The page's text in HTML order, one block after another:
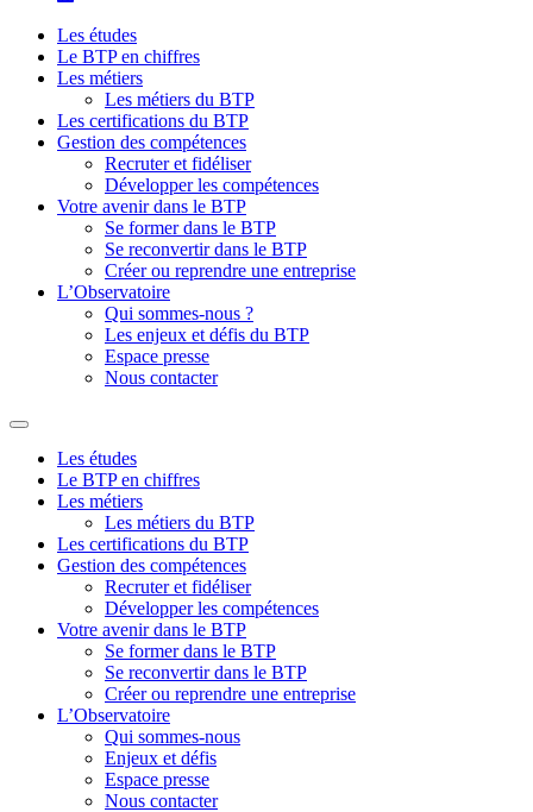
Les études
Le BTP en chiffres
Les métiers
Les métiers du BTP
Les certifications du BTP
Gestion des compétences
Recruter et fidéliser
Développer les compétences
Votre avenir dans le BTP
Se former dans le BTP
Se reconvertir dans le BTP
Créer ou reprendre une entreprise
L’Observatoire
Qui sommes-nous ?
Les enjeux et défis du BTP
Espace presse
Nous contacter
Les études
Le BTP en chiffres
Les métiers
Les métiers du BTP
Les certifications du BTP
Gestion des compétences
Recruter et fidéliser
Développer les compétences
Votre avenir dans le BTP
Se former dans le BTP
Se reconvertir dans le BTP
Créer ou reprendre une entreprise
L’Observatoire
Qui sommes-nous
Enjeux et défis
Espace presse
Nous contacter